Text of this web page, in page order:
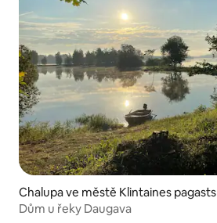
Chalupa ve městě Klintaines pagasts
Dům u řeky Daugava